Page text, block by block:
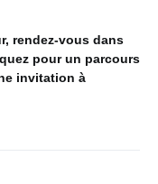
rendez-vous dans
pour un parcours
invitation à